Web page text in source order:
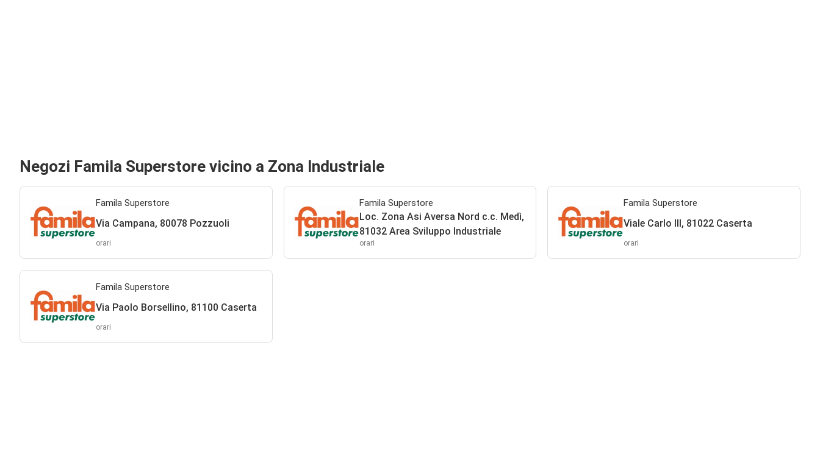
Negozi Famila Superstore vicino a Zona Industriale
Famila Superstore
Via Campana, 80078 Pozzuoli
orari
Famila Superstore
Loc. Zona Asi Aversa Nord c.c. Medì,
81032 Area Sviluppo Industriale
orari
Famila Superstore
Viale Carlo III, 81022 Caserta
orari
Famila Superstore
Via Paolo Borsellino, 81100 Caserta
orari